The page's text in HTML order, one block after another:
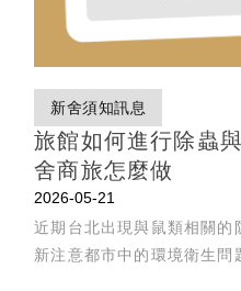
新舍須知訊息
旅館如何進行除蟲
舍商旅怎麼做
2026-05-21
近期台北出現與鼠類相關的
新注意都市中的環境衛生問